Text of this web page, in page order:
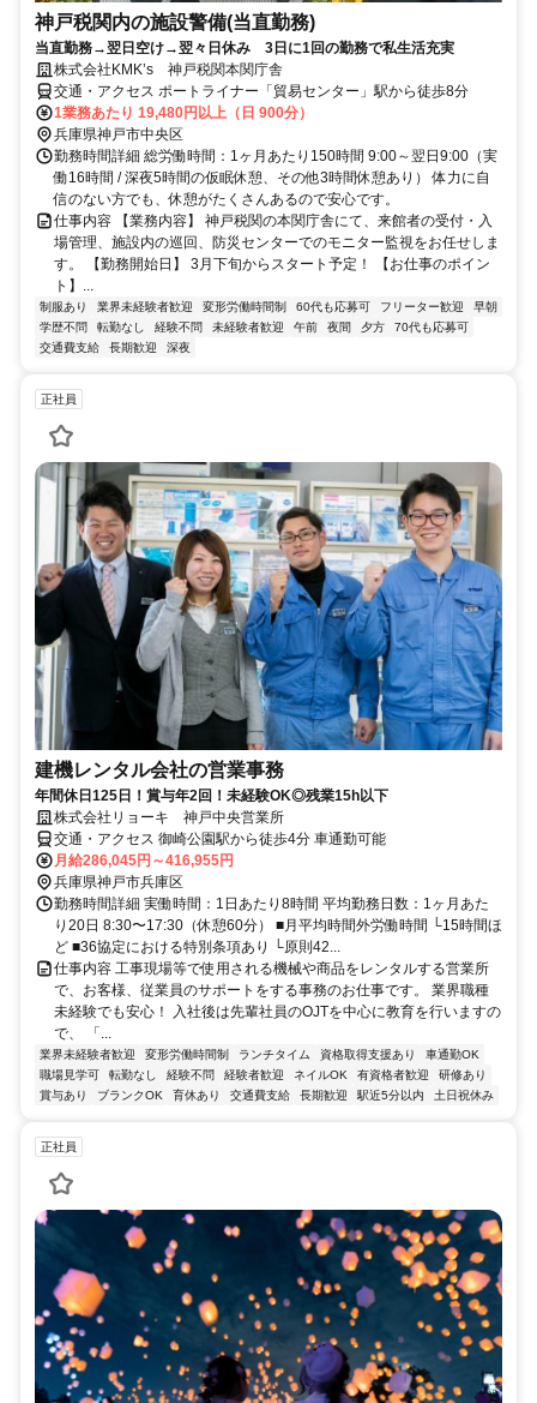
神戸税関内の施設警備(当直勤務)
当直勤務→翌日空け→翌々日休み 3日に1回の勤務で私生活充実
株式会社KMK’s 神戸税関本関庁舎
交通・アクセス ポートライナー「貿易センター」駅から徒歩8分
1業務あたり 19,480円以上（日 900分）
兵庫県神戸市中央区
勤務時間詳細 総労働時間：1ヶ月あたり150時間 9:00～翌日9:00（実
働16時間 / 深夜5時間の仮眠休憩、その他3時間休憩あり） 体力に自
信のない方でも、休憩がたくさんあるので安心です。
仕事内容 【業務内容】 神戸税関の本関庁舎にて、来館者の受付・入
場管理、施設内の巡回、防災センターでのモニター監視をお任せしま
す。 【勤務開始日】 3月下旬からスタート予定！ 【お仕事のポイン
ト】...
制服あり 業界未経験者歓迎 変形労働時間制 60代も応募可 フリーター歓迎
早朝
学歴不問
転勤なし 経験不問 未経験者歓迎 午前 夜間 夕方
70代も応募可
交通費支給
長期歓迎 深夜
正社員
建機レンタル会社の営業事務
年間休日125日！賞与年2回！未経験OK◎残業15h以下
株式会社リョーキ 神戸中央営業所
交通・アクセス 御崎公園駅から徒歩4分 車通勤可能
月給286,045円～416,955円
兵庫県神戸市兵庫区
勤務時間詳細 実働時間：1日あたり8時間 平均勤務日数：1ヶ月あた
り20日 8:30〜17:30（休憩60分） ■月平均時間外労働時間 └15時間ほ
ど ■36協定における特別条項あり └原則42...
仕事内容 工事現場等で使用される機械や商品をレンタルする営業所
で、お客様、従業員のサポートをする事務のお仕事です。 業界職種
未経験でも安心！ 入社後は先輩社員のOJTを中心に教育を行いますの
で、 「...
業界未経験者歓迎 変形労働時間制 ランチタイム 資格取得支援あり
車通勤OK
職場見学可
転勤なし 経験不問 経験者歓迎 ネイルOK 有資格者歓迎
研修あり
賞与あり
ブランクOK 育休あり 交通費支給 長期歓迎 駅近5分以内 土日祝休み
正社員